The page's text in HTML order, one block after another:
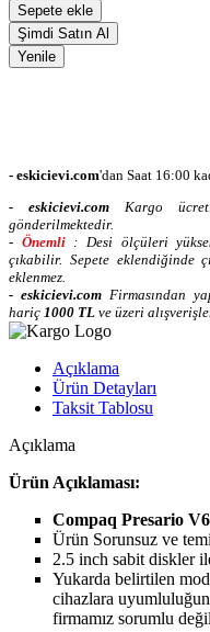
Sepete ekle
Şimdi Satın Al
- eskicievi.com'dan Saat 16:00
-eskicievi.com Kargo
gönderilmektedir.
- Önemli
: Desi ölçüleri
çıkabilir. Sepete
eklenmez.
- eskicievi.comFirmasından
hariç 1000 TL ve üzeri
Açıklama
Ürün Detayları
Taksit Tablosu
Açıklama
Ürün Açıklaması:
Compaq Presario
Ürün Sorunsuz ve
2.5 inch sabit diskler
Yukarda belirtilen
cihazlara
firmamız sorumlu